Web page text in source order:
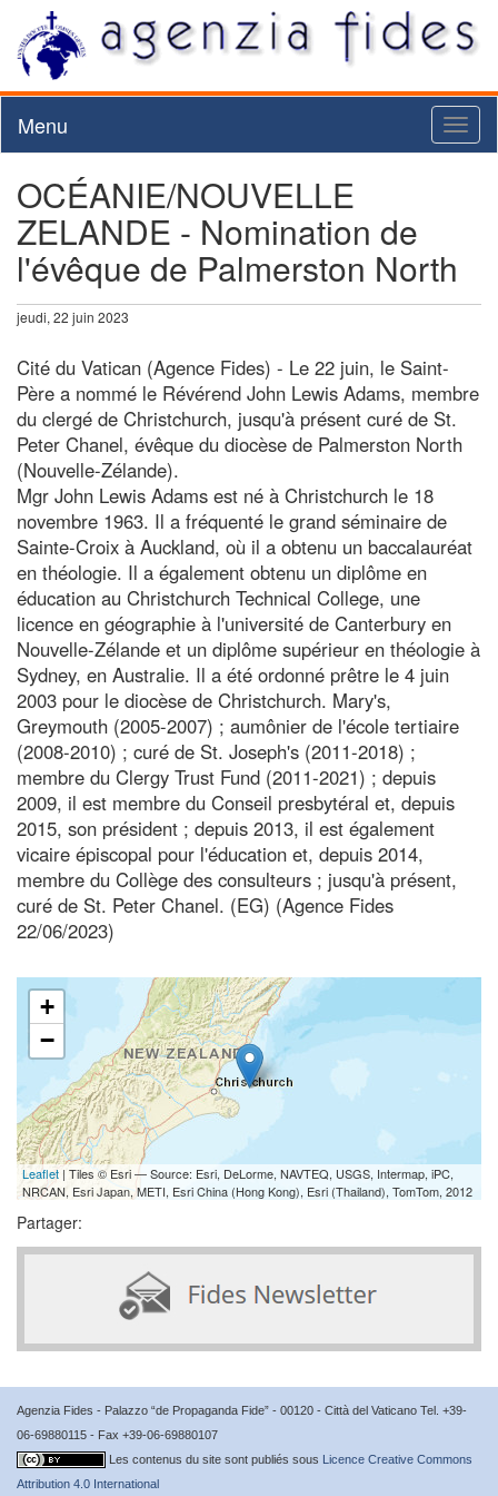
Menu
OCÉANIE/NOUVELLE
ZELANDE - Nomination de
l'évêque de Palmerston North
jeudi, 22 juin 2023
Cité du Vatican (Agence Fides) - Le 22 juin, le Saint-
Père a nommé le Révérend John Lewis Adams, membre
du clergé de Christchurch, jusqu'à présent curé de St.
Peter Chanel, évêque du diocèse de Palmerston North
(Nouvelle-Zélande).
Mgr John Lewis Adams est né à Christchurch le 18
novembre 1963. Il a fréquenté le grand séminaire de
Sainte-Croix à Auckland, où il a obtenu un baccalauréat
en théologie. Il a également obtenu un diplôme en
éducation au Christchurch Technical College, une
licence en géographie à l'université de Canterbury en
Nouvelle-Zélande et un diplôme supérieur en théologie à
Sydney, en Australie. Il a été ordonné prêtre le 4 juin
2003 pour le diocèse de Christchurch. Mary's,
Greymouth (2005-2007) ; aumônier de l'école tertiaire
(2008-2010) ; curé de St. Joseph's (2011-2018) ;
membre du Clergy Trust Fund (2011-2021) ; depuis
2009, il est membre du Conseil presbytéral et, depuis
2015, son président ; depuis 2013, il est également
vicaire épiscopal pour l'éducation et, depuis 2014,
membre du Collège des consulteurs ; jusqu'à présent,
curé de St. Peter Chanel. (EG) (Agence Fides
22/06/2023)
+
−
Leaflet | Tiles © Esri — Source: Esri, DeLorme, NAVTEQ, USGS, Intermap, iPC,
NRCAN, Esri Japan, METI, Esri China (Hong Kong), Esri (Thailand), TomTom, 2012
Partager:
Agenzia Fides - Palazzo “de Propaganda Fide” - 00120 - Città del Vaticano Tel. +39-
06-69880115 - Fax +39-06-69880107
Les contenus du site sont publiés sous Licence Creative Commons
Attribution 4.0 International